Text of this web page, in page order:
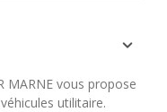
MARNE vous propose
utilitaire.